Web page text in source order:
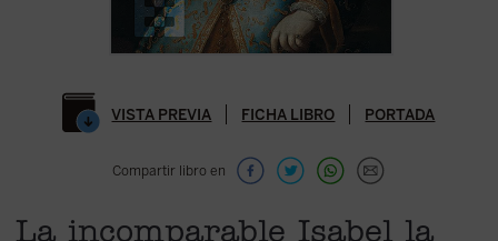
VISTA PREVIA FICHA LIBRO PORTADA
Compartir libro en